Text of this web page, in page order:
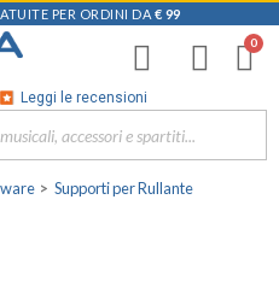
PER ORDINI DA € 99
Leggi le recensioni
Supporti per Rullante